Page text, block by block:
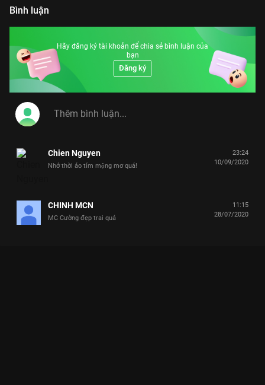
Bình luận
Hãy đăng ký tài khoản để chia sẻ bình luận của
bạn
Đăng ký
Chien Nguyen
Nhớ thời áo tím mộng mơ quá!
23:24
10/09/2020
CHINH MCN
MC Cường đẹp trai quá
11:15
28/07/2020